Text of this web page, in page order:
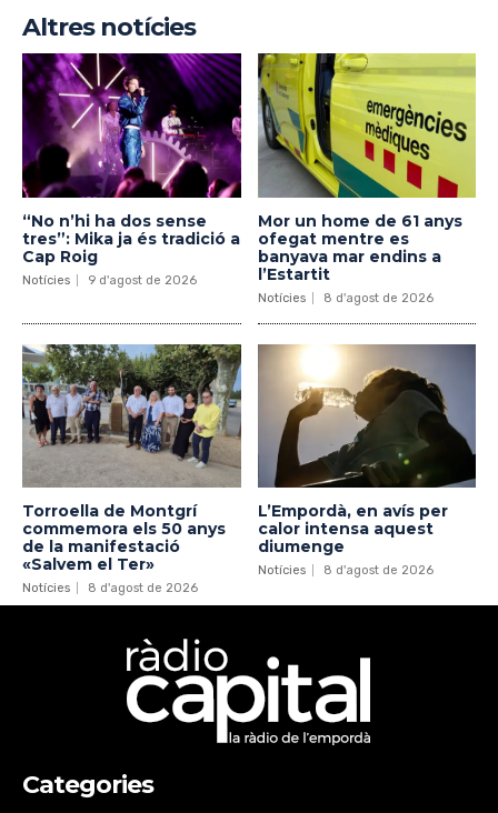
Altres notícies
“No n’hi ha dos sense
tres”: Mika ja és tradició a
Cap Roig
Notícies 9 d'agost de 2026
Mor un home de 61 anys
ofegat mentre es
banyava mar endins a
l’Estartit
Notícies 8 d'agost de 2026
Torroella de Montgrí
commemora els 50 anys
de la manifestació
«Salvem el Ter»
Notícies 8 d'agost de 2026
L’Empordà, en avís per
calor intensa aquest
diumenge
Notícies 8 d'agost de 2026
Categories